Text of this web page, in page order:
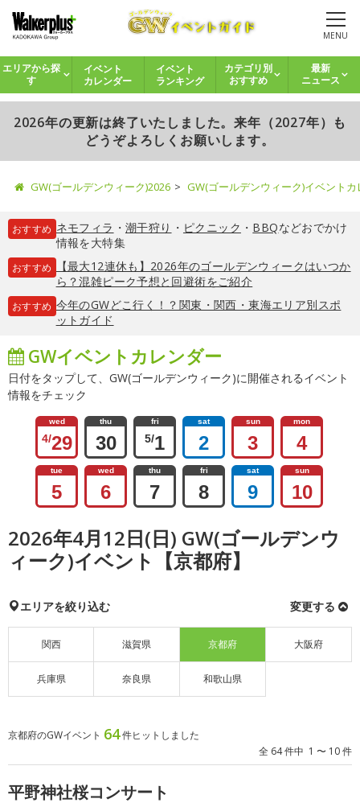
MENU
エリアから探
す
イベント
カレンダー
イベント
ランキング
カテゴリ別
おすすめ
最新
ニュース
2026年の更新は終了いたしました。来年（2027年）も
どうぞよろしくお願いします。
GW(ゴールデンウィーク)2026 GW(ゴールデンウィーク)イベント
おすすめ ネモフィラ ・ 潮干狩り ・ ピクニック ・ BBQなどおでかけ
情報を大特集
おすすめ
【最大12連休も】2026年のゴールデンウィークはいつか
ら？混雑ピーク予想と回避術をご紹介
おすすめ 今年のGWどこ行く！？関東・関西・東海エリア別スポ
ットガイド
GWイベントカレンダー
日付をタップして、GW(ゴールデンウィーク)に開催されるイベント
情報をチェック
wed
4/29
thu
30
fri
5/1
sat
2
sun
3
mon
4
tue
5
wed
6
thu
7
fri
8
sat
9
sun
10
2026年4月12日(日) GW(ゴールデンウ
ィーク)イベント【京都府】
エリアを絞り込む 変更する
関西 滋賀県 京都府 大阪府
兵庫県 奈良県 和歌山県
京都府のGWイベント 64件ヒットしました
全 64 件中 1 〜 10 件
平野神社桜コンサート